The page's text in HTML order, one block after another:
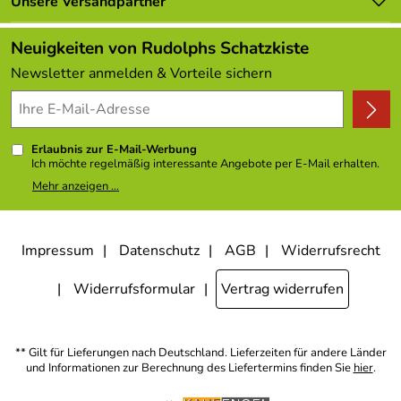
Hersteller: Seiffener Volkskunst eG , Bahnhofstraße 12
09548 Seiffen , email@schauwerkstatt.de
Verantwortliche Person: Andreas Bilz, Sven Reichl ,
Bahnhofstraße 12 09548 Seiffen ,
Kundenlogin
Neu
Angebote
Kundenbewertungen (308)
4,9/5*****
Neuigkeiten von Rudolphs Schatzkiste
Newsletter anmelden & Vorteile sichern
Erlaubnis zur E-Mail-Werbung
Ich möchte regelmäßig interessante Angebote per E-Mail erhalten.
Meine E-Mail-Adresse wird nicht an andere Unternehmen
weitergegeben. Zu statistischen Zwecken wird in anonymer Form
kann ich jederzeit mit Wirkung für die Zukunft widerrufen, indem ich
den Link "Abmelden" am Ende des Newsletters anklicke oder die
Option Newsletter im Mitgliederbereich deaktiviere. Die
Datenschutzerklärunghabe ich zur Kenntnis genommen.
Mehr anzeigen ...
Impressum Datenschutz AGB
Widerrufsrecht
Widerrufsformular
Vertrag widerrufen
** Gilt für Lieferungen nach Deutschland. Lieferzeiten für andere Länder
und Informationen zur Berechnung des Liefertermins finden Sie hier.